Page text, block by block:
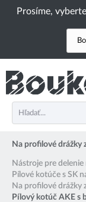
Prosíme,
Na profilové drážky
Nástroje pre
Pílové kotúče s SK
Na profilové drážky
Pílový kotúč AKE s